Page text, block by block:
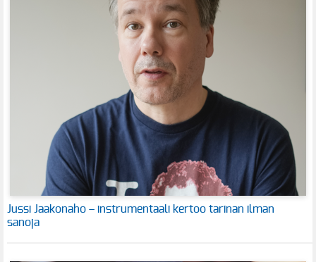
Jussi Jaakonaho – instrumentaali kertoo tarinan ilman
sanoja